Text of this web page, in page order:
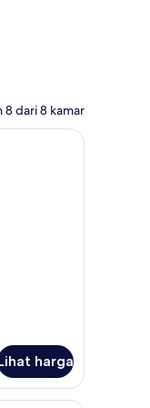
Agu 21 -
8 dari 8 kamar
premium, brankas,
harga